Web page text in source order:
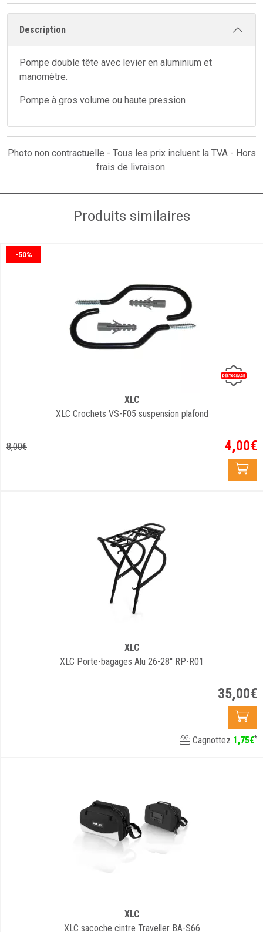
Description
Pompe double tête avec levier en aluminium et
manomètre.
Pompe à gros volume ou haute pression
Photo non contractuelle - Tous les prix incluent la TVA - Hors
frais de livraison.
Produits similaires
-50%
XLC
XLC Crochets VS-F05 suspension plafond
8,00€ 4,00€
XLC
XLC Porte-bagages Alu 26-28'' RP-R01
35,00€
Cagnottez 1,75€*
XLC
XLC sacoche cintre Traveller BA-S66